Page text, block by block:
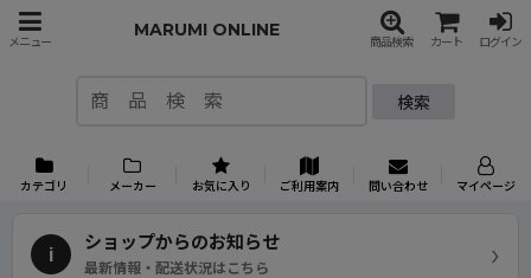
メニュー
MARUMI ONLINE
商品検索 カート ログイン
検索
カテゴリ メーカー お気に入り ご利用案内 問い合わせ マイページ
i
ショップからのお知らせ
最新情報・配送状況はこちら ›